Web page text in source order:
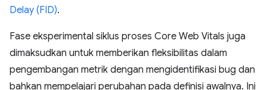
Delay (FID).
Fase eksperimental siklus proses Core Web Vitals juga
dimaksudkan untuk memberikan fleksibilitas dalam
pengembangan metrik dengan mengidentifikasi bug dan
bahkan mempelajari perubahan pada definisi awalnya. Ini